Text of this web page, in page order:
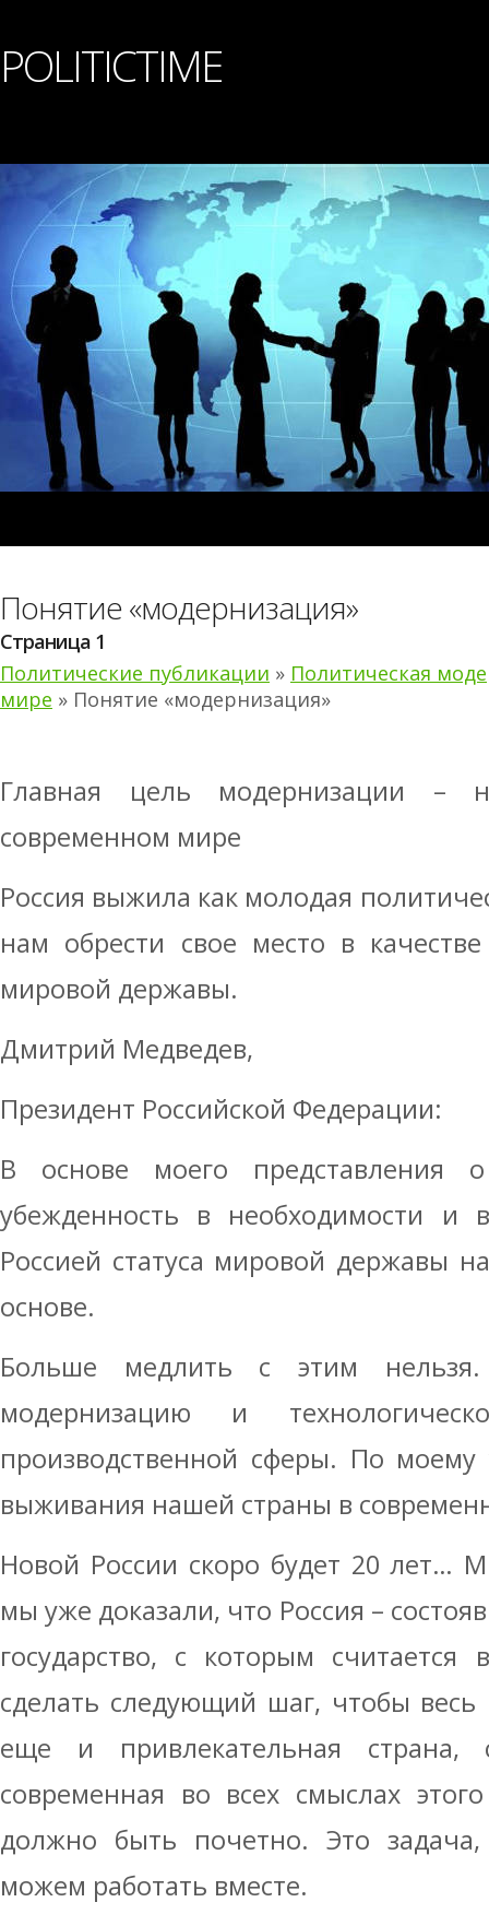
POLITICTIME
Понятие «модернизация»
Страница 1
Политические публикации » Политическая
мире » Понятие «модернизация»
Главная цель модернизации –
современном мире
Россия выжила как молодая
нам обрести свое место в
мировой державы.
Дмитрий Медведев,
Президент Российской Федерации:
В основе моего представления
убежденность в необходимости и
Россией статуса мировой державы
основе.
Больше медлить с этим
модернизацию и
производственной сферы. По
выживания нашей страны в
Новой России скоро будет 20 лет…
мы уже доказали, что Россия –
государство, с которым
сделать следующий шаг, чтобы
еще и привлекательная страна,
современная во всех смыслах
должно быть почетно. Это
можем работать вместе.